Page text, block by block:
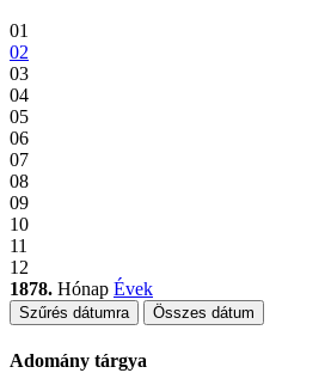
01
02
03
04
05
06
07
08
09
10
11
12
1878. Hónap Évek
Szűrés dátumra Összes dátum
Adomány tárgya